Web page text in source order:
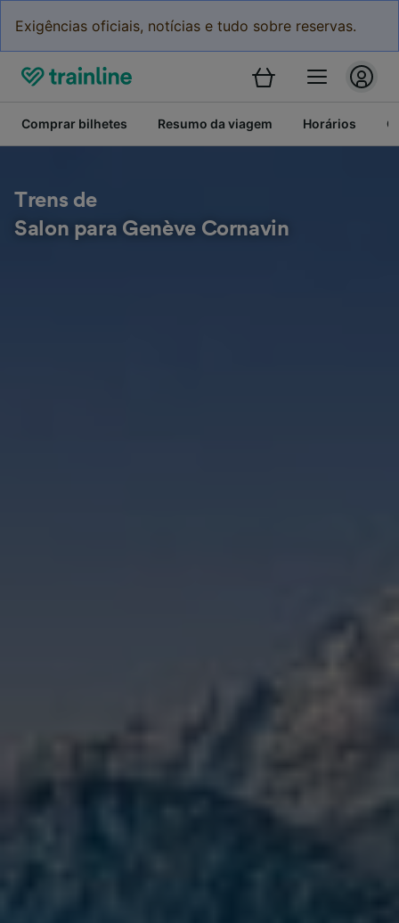
Exigências oficiais, notícias e tudo sobre reservas.
Comprar bilhetes Resumo da viagem Horários
Trens de
Salon para Genève Cornavin